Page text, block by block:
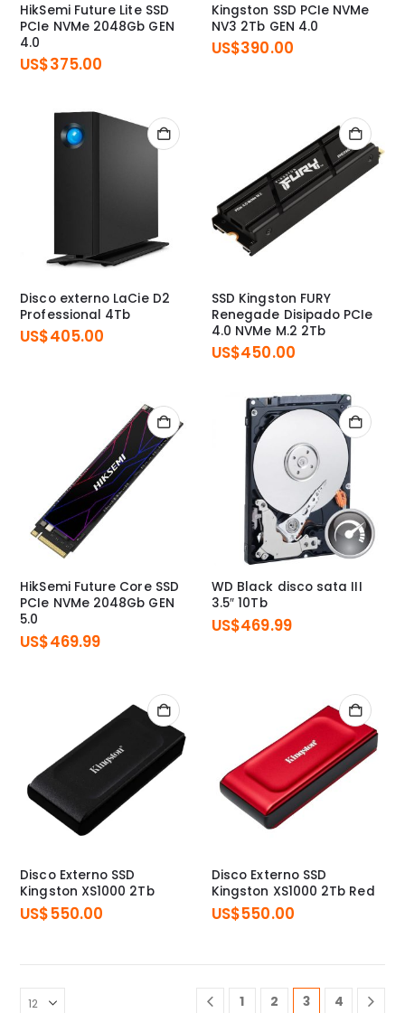
HikSemi Future Lite SSD
PCIe NVMe 2048Gb GEN
4.0
US$375.00
Kingston SSD PCIe NVMe
NV3 2Tb GEN 4.0
US$390.00
Disco externo LaCie D2
Professional 4Tb
US$405.00
SSD Kingston FURY
Renegade Disipado PCIe
4.0 NVMe M.2 2Tb
US$450.00
HikSemi Future Core SSD
PCIe NVMe 2048Gb GEN
5.0
US$469.99
WD Black disco sata III
3.5″ 10Tb
US$469.99
Disco Externo SSD
Kingston XS1000 2Tb
US$550.00
Disco Externo SSD
Kingston XS1000 2Tb Red
US$550.00
1 2 3 4